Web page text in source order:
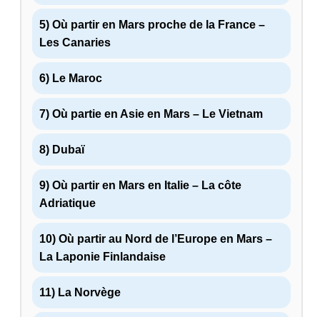
5) Où partir en Mars proche de la France –
Les Canaries
6) Le Maroc
7) Où partie en Asie en Mars – Le Vietnam
8) Dubaï
9) Où partir en Mars en Italie – La côte
Adriatique
10) Où partir au Nord de l’Europe en Mars –
La Laponie Finlandaise
11) La Norvège